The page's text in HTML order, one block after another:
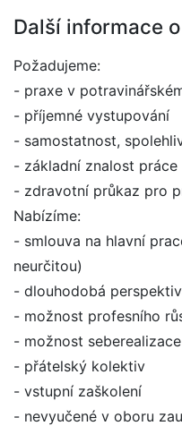
Další informace
Požadujeme:
- praxe v
- příjemné vystupování
- samostatnost,
- základní znalost práce
- zdravotní průkaz pro
Nabízíme:
- smlouva na hlavní
neurčitou)
- dlouhodobá
- možnost profesního
- možnost seberealizace
- přátelský kolektiv
- vstupní zaškolení
- nevyučené v oboru